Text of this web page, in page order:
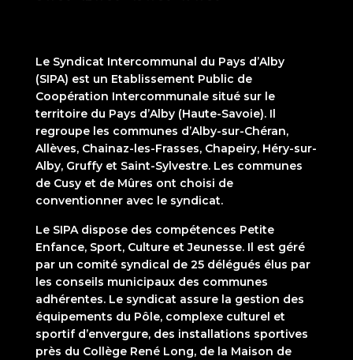
Le Syndicat Intercommunal du Pays d’Alby
(SIPA) est un Etablissement Public de
Coopération Intercommunale situé sur le
territoire du Pays d’Alby (Haute-Savoie). Il
regroupe les communes d’Alby-sur-Chéran,
Allèves, Chainaz-les-Frasses, Chapeiry, Héry-sur-
Alby, Gruffy et Saint-Sylvestre. Les communes
de Cusy et de Mûres ont choisi de
conventionner avec le syndicat.
Le SIPA dispose des compétences Petite
Enfance, Sport, Culture et Jeunesse. Il est géré
par un comité syndical de 25 délégués élus par
les conseils municipaux des communes
adhérentes. Le syndicat assure la gestion des
équipements du Pôle, complexe culturel et
sportif d’envergure, des installations sportives
près du Collège René Long, de la Maison de